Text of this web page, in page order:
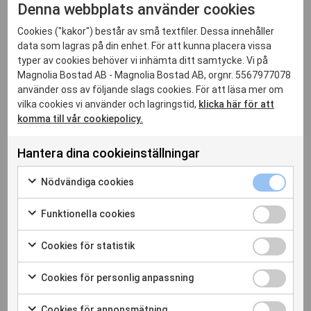
samarbetspartners
Inför nya samarbeten har vi satt upp ett antal
kriterier som samtliga leverantörer ska uppfylla:
finansiell stabilitet, stort fokus på arbetsmiljö, stor
erfarenhet av olika miljöcertifiering etc. Vi ställer
även krav på att våra samarbetspartners
dessa ingår i alla våra strategiska avtal. Varje
grupp utifrån genomförande, kvalitet, samarbete
– Magnolia Bostad har en gedigen
byggrättsportfölj med 20 000 byggrätter. Detta är
vi väldigt stolta över men det följer även ett stort
ansvar på oss som samhällsutvecklare. I våra
Denna webbplats använder cookies
Cookies ("kakor") består av små textfiler. Dessa innehåller
data som lagras på din enhet. För att kunna placera vissa
typer av cookies behöver vi inhämta ditt samtycke. Vi på
Magnolia Bostad AB - Magnolia Bostad AB, orgnr. 5567977078
använder oss av följande slags cookies. För att läsa mer om
vilka cookies vi använder och lagringstid, klicka här för att
komma till vår cookiepolicy.
Hantera dina cookieinställningar
Nödvändiga cookies
Markera för att samtycka till användning av Nödvändiga
Funktionella cookies
Markera för att samtycka till användning av Funktionella
Cookies för statistik
Markera för att samtycka till användning av Cookies för
Cookies
Cookies för personlig anpassning
Markera för att samtycka till användning av Cookies för
Cookies för
Cookies för